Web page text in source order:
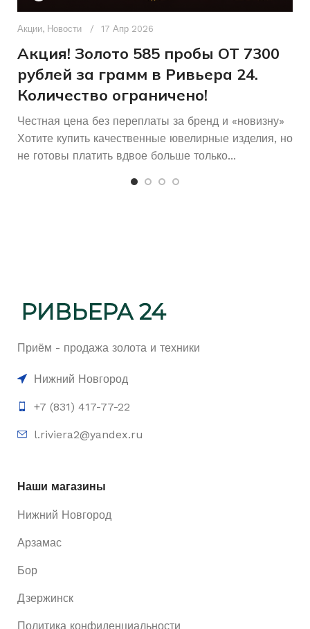
ВСТАВКА Без вставок
Акции, Новости 17 Апр 2026
Акция! Золото 585 пробы ОТ 7300
рублей за грамм в Ривьера 24.
Количество ограничено!
Честная цена без переплаты за бренд и «новизну»
Хотите купить качественные ювелирные изделия, но
не готовы платить вдвое больше только...
Приём - продажа золота и техники
Нижний Новгород
+7 (831) 417-77-22
l.riviera2@yandex.ru
Наши магазины
Нижний Новгород
Арзамас
Бор
Дзержинск
Политика конфиденциальности